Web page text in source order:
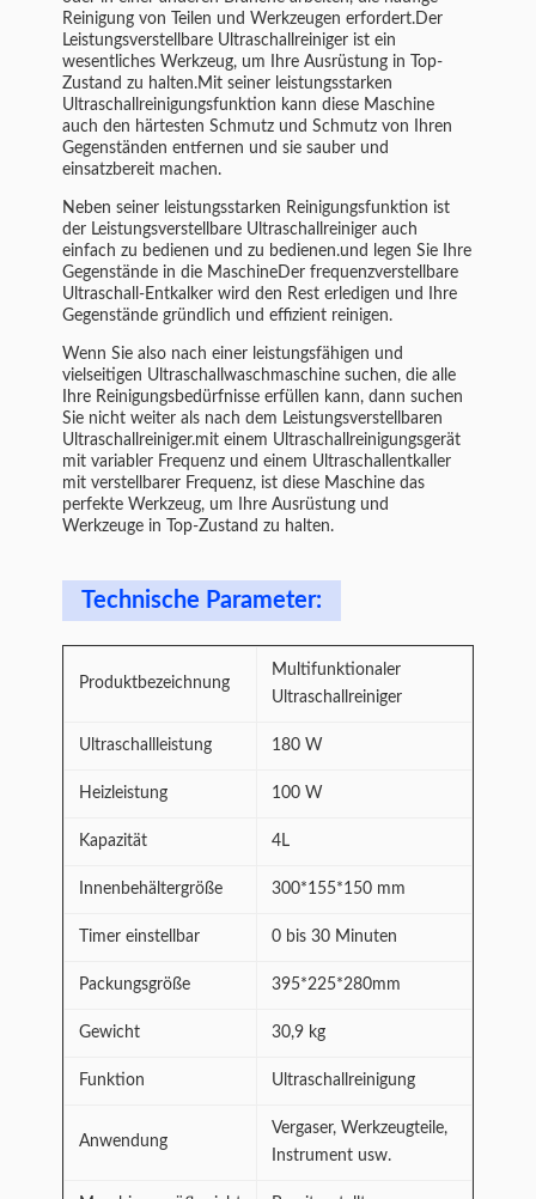
Reinigung von Teilen und Werkzeugen erfordert.Der
Leistungsverstellbare Ultraschallreiniger ist ein
wesentliches Werkzeug, um Ihre Ausrüstung in Top-
Zustand zu halten.Mit seiner leistungsstarken
Ultraschallreinigungsfunktion kann diese Maschine
auch den härtesten Schmutz und Schmutz von Ihren
Gegenständen entfernen und sie sauber und
einsatzbereit machen.
Neben seiner leistungsstarken Reinigungsfunktion ist
der Leistungsverstellbare Ultraschallreiniger auch
einfach zu bedienen und zu bedienen.und legen Sie Ihre
Gegenstände in die MaschineDer frequenzverstellbare
Ultraschall-Entkalker wird den Rest erledigen und Ihre
Gegenstände gründlich und effizient reinigen.
Wenn Sie also nach einer leistungsfähigen und
vielseitigen Ultraschallwaschmaschine suchen, die alle
Ihre Reinigungsbedürfnisse erfüllen kann, dann suchen
Sie nicht weiter als nach dem Leistungsverstellbaren
Ultraschallreiniger.mit einem Ultraschallreinigungsgerät
mit variabler Frequenz und einem Ultraschallentkaller
mit verstellbarer Frequenz, ist diese Maschine das
perfekte Werkzeug, um Ihre Ausrüstung und
Werkzeuge in Top-Zustand zu halten.
Technische Parameter:
Produktbezeichnung
Multifunktionaler
Ultraschallreiniger
Ultraschallleistung 180 W
Heizleistung 100 W
Kapazität 4L
Innenbehältergröße 300*155*150 mm
Timer einstellbar 0 bis 30 Minuten
Packungsgröße 395*225*280mm
Gewicht 30,9 kg
Funktion Ultraschallreinigung
Anwendung
Vergaser, Werkzeugteile,
Instrument usw.